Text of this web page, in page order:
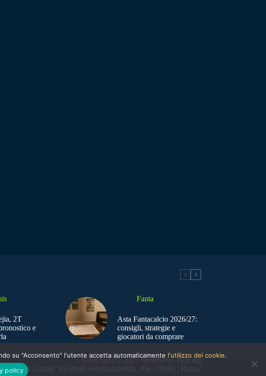
2T
e
Fanta
Asta Fantacalcio 2026/27:
consigli, strategie e
giocatori da comprare
Copyright © 2025 SportNews BetFlag
Sede Legale: Via degli Aldobrandeschi, 300 | 00163 | Roma
su "Acconsento" l'utente accetta automaticamente l'utilizzo dei cookie.
policy